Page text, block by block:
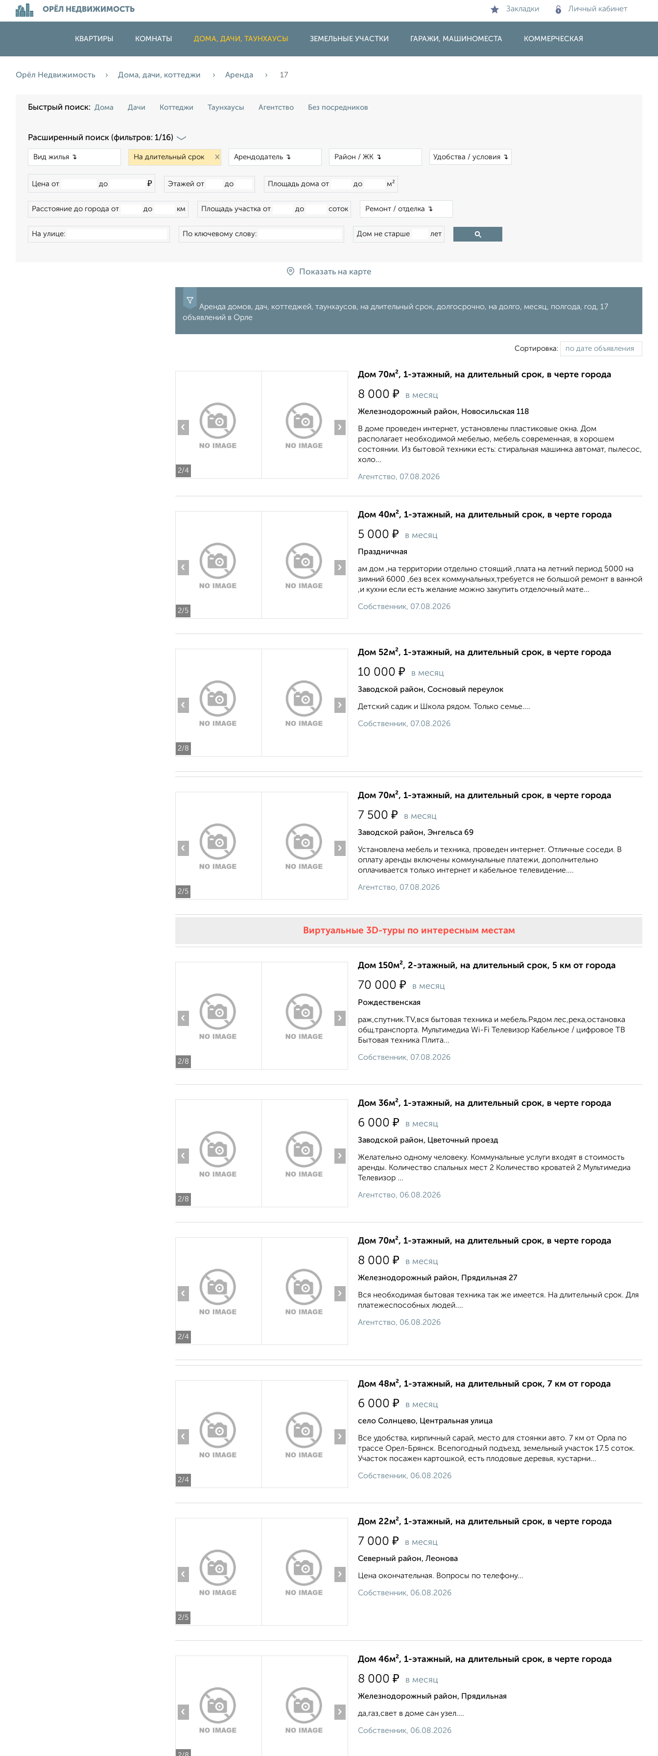
ОРЁЛ НЕДВИЖИМОСТЬ Закладки Личный кабинет
КВАРТИРЫ КОМНАТЫ ДОМА, ДАЧИ, ТАУНХАУСЫ ЗЕМЕЛЬНЫЕ УЧАСТКИ ГАРАЖИ, МАШИНОМЕСТА КОММЕРЧЕСКАЯ
Орёл Недвижимость Дома, дачи, коттеджи Аренда 17
Быстрый поиск: Дома Дачи Коттеджи Таунхаусы Агентство Без посредников
Расширенный поиск (фильтров: 1/16)
× Удобства / условия ↴
Цена от до ₽ Этажей от до Площадь дома от до м²
Расстояние до города от до км Площадь участка от до соток
На улице: По ключевому слову: Дом не старше лет
Показать на карте
Аренда домов, дач, коттеджей, таунхаусов, на длительный срок, долгосрочно, на долго, месяц, полгода, год, 17
объявлений в Орле
Сортировка:
2/4
‹ ›
Дом 70м², 1-этажный, на длительный срок, в черте города
8 000 ₽ в месяц
Железнодорожный район, Новосильская 118
В доме проведен интернет, установлены пластиковые окна. Дом
располагает необходимой мебелью, мебель современная, в хорошем
состоянии. Из бытовой техники есть: стиральная машинка автомат, пылесос,
холо...
Агентство, 07.08.2026
2/5
‹ ›
Дом 40м², 1-этажный, на длительный срок, в черте города
5 000 ₽ в месяц
Праздничная
ам дом ,на территории отдельно стоящий ,плата на летний период 5000 на
зимний 6000 ,без всех коммунальных,требуется не большой ремонт в ванной
,и кухни если есть желание можно закупить отделочный мате...
Собственник, 07.08.2026
2/8
‹ ›
Дом 52м², 1-этажный, на длительный срок, в черте города
10 000 ₽ в месяц
Заводской район, Сосновый переулок
Детский садик и Школа рядом. Только семье....
Собственник, 07.08.2026
2/5
‹ ›
Дом 70м², 1-этажный, на длительный срок, в черте города
7 500 ₽ в месяц
Заводской район, Энгельса 69
Установлена мебель и техника, проведен интернет. Отличные соседи. В
оплату аренды включены коммунальные платежи, дополнительно
оплачивается только интернет и кабельное телевидение....
Агентство, 07.08.2026
Виртуальные 3D-туры по интересным местам
2/8
‹ ›
Дом 150м², 2-этажный, на длительный срок, 5 км от города
70 000 ₽ в месяц
Рождественская
раж,спутник.TV,вся бытовая техника и мебель.Рядом лес,река,остановка
общ.транспорта. Мультимедиа Wi-Fi Телевизор Кабельное / цифровое ТВ
Бытовая техника Плита...
Собственник, 07.08.2026
2/8
‹ ›
Дом 36м², 1-этажный, на длительный срок, в черте города
6 000 ₽ в месяц
Заводской район, Цветочный проезд
Желательно одному человеку. Коммунальные услуги входят в стоимость
аренды. Количество спальных мест 2 Количество кроватей 2 Мультимедиа
Телевизор ...
Агентство, 06.08.2026
2/4
‹ ›
Дом 70м², 1-этажный, на длительный срок, в черте города
8 000 ₽ в месяц
Железнодорожный район, Прядильная 27
Вся необходимая бытовая техника так же имеется. На длительный срок. Для
платежеспособных людей....
Агентство, 06.08.2026
2/4
‹ ›
Дом 48м², 1-этажный, на длительный срок, 7 км от города
6 000 ₽ в месяц
село Солнцево, Центральная улица
Все удобства, кирпичный сарай, место для стоянки авто. 7 км от Орла по
трассе Орел-Брянск. Всепогодный подъезд, земельный участок 17.5 соток.
Участок посажен картошкой, есть плодовые деревья, кустарни...
Собственник, 06.08.2026
2/5
‹ ›
Дом 22м², 1-этажный, на длительный срок, в черте города
7 000 ₽ в месяц
Северный район, Леонова
Цена окончательная. Вопросы по телефону...
Собственник, 06.08.2026
‹ ›
Дом 46м², 1-этажный, на длительный срок, в черте города
8 000 ₽ в месяц
Железнодорожный район, Прядильная
да,газ,свет в доме сан узел....
Собственник, 06.08.2026